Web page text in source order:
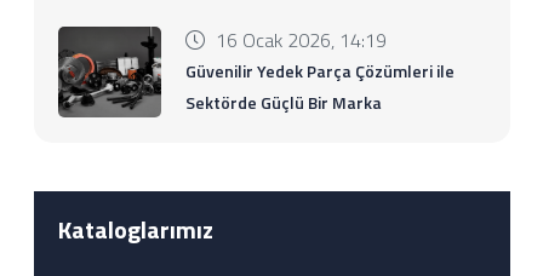
16 Ocak 2026, 14:19
Güvenilir Yedek Parça Çözümleri ile
Sektörde Güçlü Bir Marka
Kataloglarımız